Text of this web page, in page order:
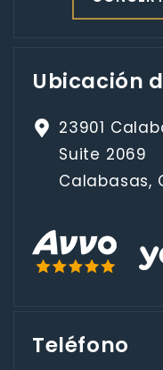
Ubicación
23901
Suite 2069
Calabasas,
Teléfono